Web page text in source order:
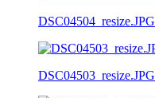
DSC04504_resize.JPG
DSC04503_resize.JPG